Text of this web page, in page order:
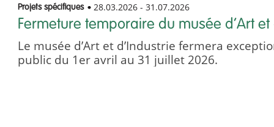
Projets spécifiques 28.03.2026 -31.07.2026
Fermeture temporaire du musée d’Art et
Le musée d’Art et d’Industrie fermera
public du 1er avril au 31 juillet 2026.